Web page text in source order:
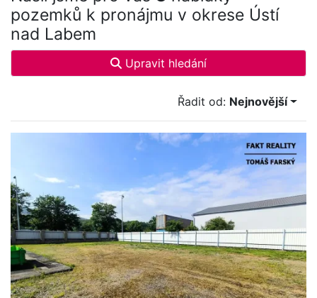
pozemků k pronájmu v okrese Ústí
nad Labem
Upravit hledání
Řadit od: Nejnovější